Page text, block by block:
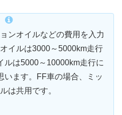
ンオイルなどの費用を入力
イルは3000～5000km走行
ルは5000～10000km走行に
います。FF車の場合、ミッ
は共用です。